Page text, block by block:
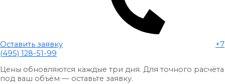
Оставить заявку
+7
(495) 128-51-99
Цены обновляются каждые три дня. Для точного расчёта
под ваш объём — оставьте заявку.